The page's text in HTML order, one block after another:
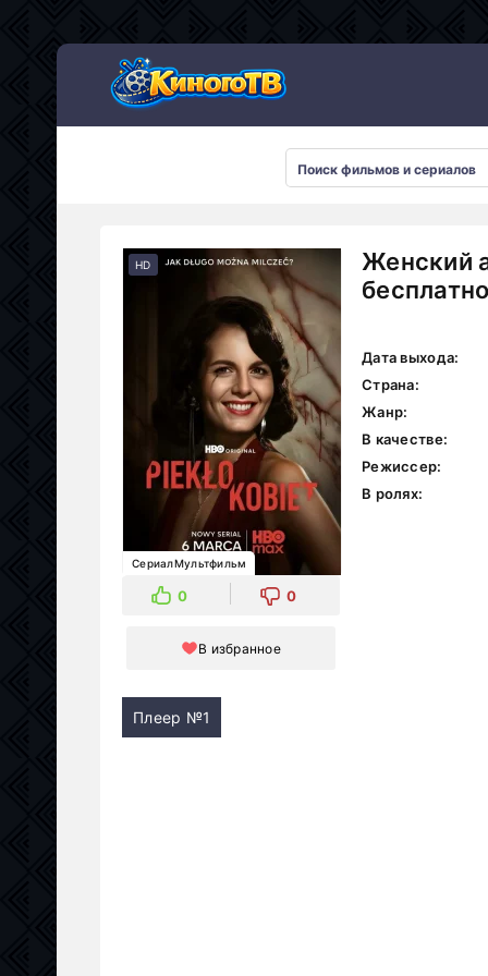
Женский
HD
СериалМультфильм
0 0
В избранное
Дата выхода:
Страна:
Жанр:
В качестве:
Режиссер:
В ролях:
Плеер №1